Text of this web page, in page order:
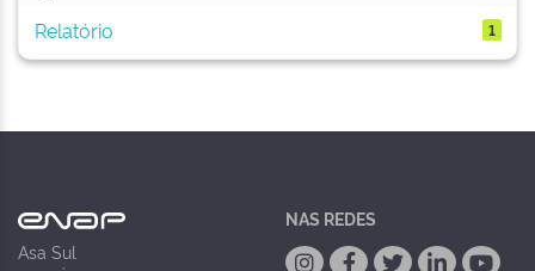
Relatório
1
Asa Sul
NAS REDES